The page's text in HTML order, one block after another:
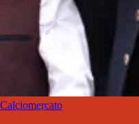
Calciomercato